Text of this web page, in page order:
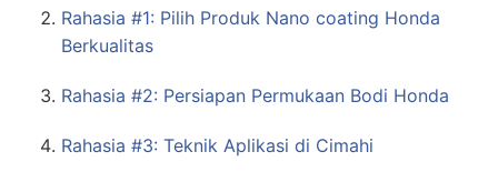
Rahasia #1: Pilih Produk Nano coating Honda
Berkualitas
Rahasia #2: Persiapan Permukaan Bodi Honda
Rahasia #3: Teknik Aplikasi di Cimahi